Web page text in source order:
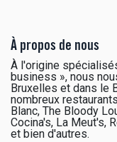
À propos de nous
À l'origine
business », nous
Bruxelles et dans le
nombreux
Blanc, The Bloody
Cocina's, La Meut's,
et bien d'autres.